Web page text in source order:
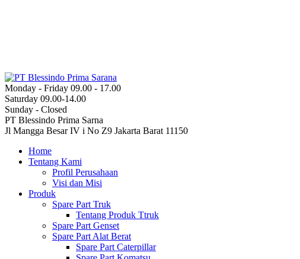
Monday - Friday 09.00 - 17.00
Saturday 09.00-14.00
Sunday - Closed
PT Blessindo Prima Sarna
Jl Mangga Besar IV i No Z9 Jakarta Barat 11150
Home
Tentang Kami
Profil Perusahaan
Visi dan Misi
Produk
Spare Part Truk
Tentang Produk Ttruk
Spare Part Genset
Spare Part Alat Berat
Spare Part Caterpillar